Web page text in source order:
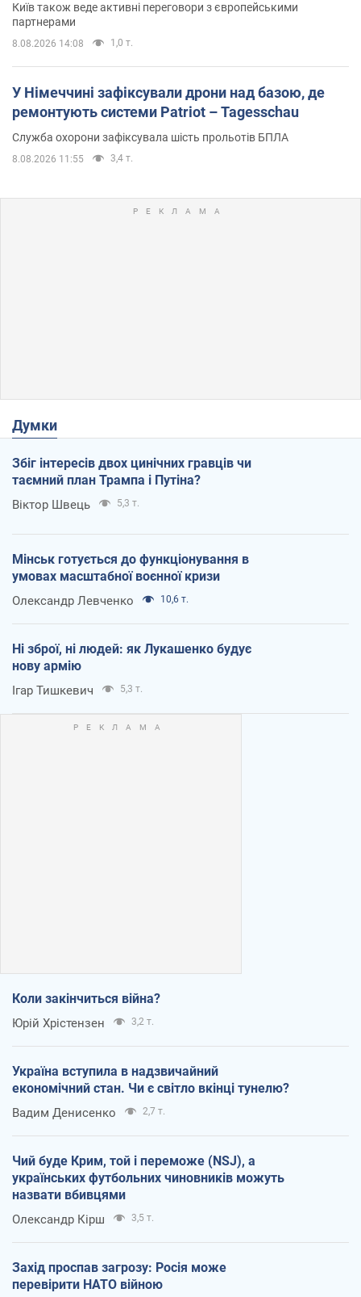
Київ також веде активні переговори з європейськими
партнерами
8.08.2026 14:08 1,0 т.
У Німеччині зафіксували дрони над базою, де
ремонтують системи Patriot – Tagesschau
Служба охорони зафіксувала шість прольотів БПЛА
8.08.2026 11:55 3,4 т.
Думки
Збіг інтересів двох цинічних гравців чи
таємний план Трампа і Путіна?
Віктор Швець 5,3 т.
Мінськ готується до функціонування в
умовах масштабної воєнної кризи
Олександр Левченко 10,6 т.
Ні зброї, ні людей: як Лукашенко будує
нову армію
Ігар Тишкевич 5,3 т.
Коли закінчиться війна?
Юрій Хрістензен 3,2 т.
Україна вступила в надзвичайний
економічний стан. Чи є світло вкінці тунелю?
Вадим Денисенко 2,7 т.
Чий буде Крим, той і переможе (NSJ), а
українських футбольних чиновників можуть
назвати вбивцями
Олександр Кірш 3,5 т.
Захід проспав загрозу: Росія може
перевірити НАТО війною